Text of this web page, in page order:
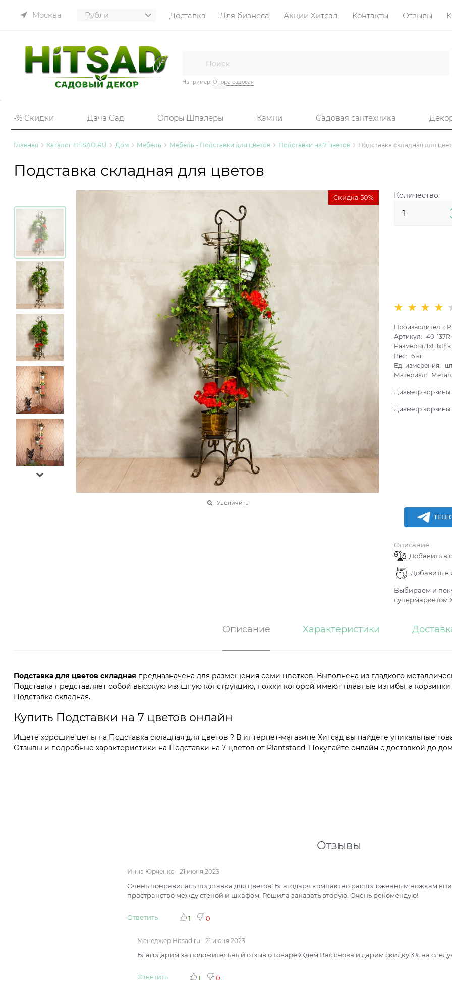
Москва Доставка Для бизнеса Акции Хитсад Контакты Отзывы
Например: Опора садовая
-% Скидки Дача Сад Опоры Шпалеры Камни Садовая сантехника
Главная Каталог HiTSAD.RU Дом Мебель Мебель - Подставки для цветов Подставки на 7 цветов Подставка складная для
Подставка складная для цветов
Скидка 50%
Увеличить
Количество:
Производитель:
Артикул:
40-137R
Размеры(ДхШхВ в
Вес:
6 кг.
Ед. измерения:
Материал:
Диаметр
Диаметр корзины
Описание
Добавить в
Добавить
Выбираем и
супермаркетом
Описание Характеристики
Подставка для цветов складная предназначена для размещения семи цветков. Выполнена из гладкого
Подставка представляет собой высокую изящную конструкцию, ножки которой имеют плавные изгибы, а
Подставка складная.
Купить Подставки на 7 цветов онлайн
Ищете хорошие цены на Подставка складная для цветов ? В интернет-магазине Хитсад вы найдете уникальные
Отзывы и подробные характеристики на Подставки на 7 цветов от Plantstand. Покупайте онлайн с доставкой до
Отзывы
Инна Юрченко 21 июня 2023
Очень понравилась подставка для цветов! Благодаря компактно расположенным ножкам
пространство между стеной и шкафом. Решила заказать вторую. Очень рекомендую!
Ответить 1 0
Менеджер Hitsad.ru 21 июня 2023
Благодарим за положительный отзыв о товаре!Ждем Вас снова и дарим скидку 3% на
Ответить 1 0